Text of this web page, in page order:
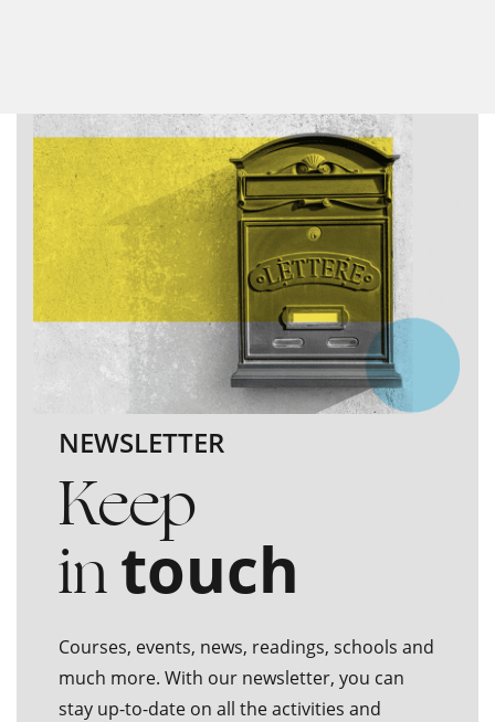
NEWSLETTER
Keep
intouch
Courses, events, news, readings, schools and
much more. With our newsletter, you can
stay up-to-date on all the activities and